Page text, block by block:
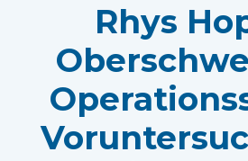
Rhys